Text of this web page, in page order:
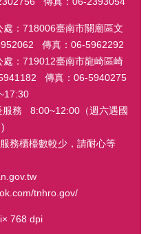
：718006臺南市關廟區文
傳真：06-5962292
：719012臺南市龍崎區崎
傳真：06-5940275
（週六遇國
務櫃檯數較少，請耐心等
tnhro.gov/
768 dpi